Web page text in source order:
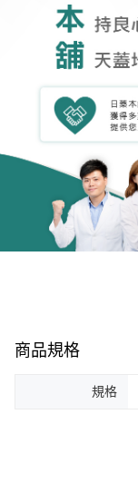
商品規格
規格